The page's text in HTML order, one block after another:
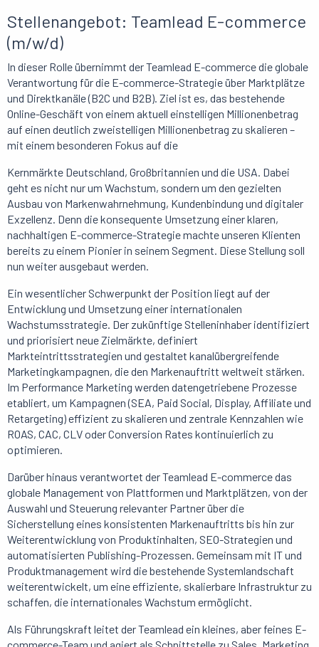
Stellenangebot: Teamlead E-commerce
(m/w/d)
In dieser Rolle übernimmt der Teamlead E-commerce die globale
Verantwortung für die E-commerce-Strategie über Marktplätze
und Direktkanäle (B2C und B2B). Ziel ist es, das bestehende
Online-Geschäft von einem aktuell einstelligen Millionenbetrag
auf einen deutlich zweistelligen Millionenbetrag zu skalieren –
mit einem besonderen Fokus auf die
Kernmärkte Deutschland, Großbritannien und die USA. Dabei
geht es nicht nur um Wachstum, sondern um den gezielten
Ausbau von Markenwahrnehmung, Kundenbindung und digitaler
Exzellenz. Denn die konsequente Umsetzung einer klaren,
nachhaltigen E-commerce-Strategie machte unseren Klienten
bereits zu einem Pionier in seinem Segment. Diese Stellung soll
nun weiter ausgebaut werden.
Ein wesentlicher Schwerpunkt der Position liegt auf der
Entwicklung und Umsetzung einer internationalen
Wachstumsstrategie. Der zukünftige Stelleninhaber identifiziert
und priorisiert neue Zielmärkte, definiert
Markteintrittsstrategien und gestaltet kanalübergreifende
Marketingkampagnen, die den Markenauftritt weltweit stärken.
Im Performance Marketing werden datengetriebene Prozesse
etabliert, um Kampagnen (SEA, Paid Social, Display, Affiliate und
Retargeting) effizient zu skalieren und zentrale Kennzahlen wie
ROAS, CAC, CLV oder Conversion Rates kontinuierlich zu
optimieren.
Darüber hinaus verantwortet der Teamlead E-commerce das
globale Management von Plattformen und Marktplätzen, von der
Auswahl und Steuerung relevanter Partner über die
Sicherstellung eines konsistenten Markenauftritts bis hin zur
Weiterentwicklung von Produktinhalten, SEO-Strategien und
automatisierten Publishing-Prozessen. Gemeinsam mit IT und
Produktmanagement wird die bestehende Systemlandschaft
weiterentwickelt, um eine effiziente, skalierbare Infrastruktur zu
schaffen, die internationales Wachstum ermöglicht.
Als Führungskraft leitet der Teamlead ein kleines, aber feines E-